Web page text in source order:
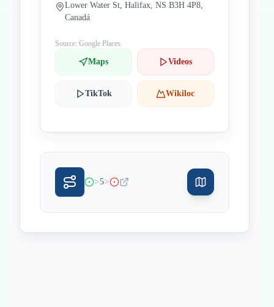
Lower Water St, Halifax, NS B3H 4P8,
Canadá
Source: Google Places
Maps Videos
TikTok Wikiloc
>5>